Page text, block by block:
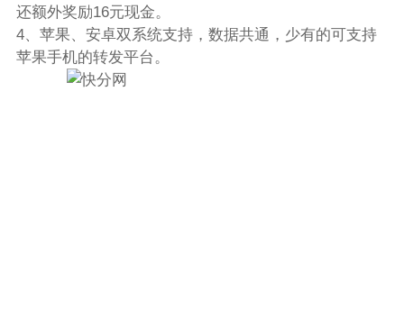
还额外奖励16元现金。
4、苹果、安卓双系统支持，数据共通，少有的可支持
苹果手机的转发平台。